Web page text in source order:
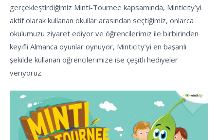
gerçekleştirdiğimiz Minti-Tournee kapsamında, Minticity’yi
aktif olarak kullanan okullar arasından seçtiğimiz, onlarca
okulumuzu ziyaret ediyor ve öğrencilerimiz ile birbirinden
keyifli Almanca oyunlar oynuyor, Minticity’yi en başarılı
şekilde kullanan öğrencilerimize ise çeşitli hediyeler
veriyoruz.